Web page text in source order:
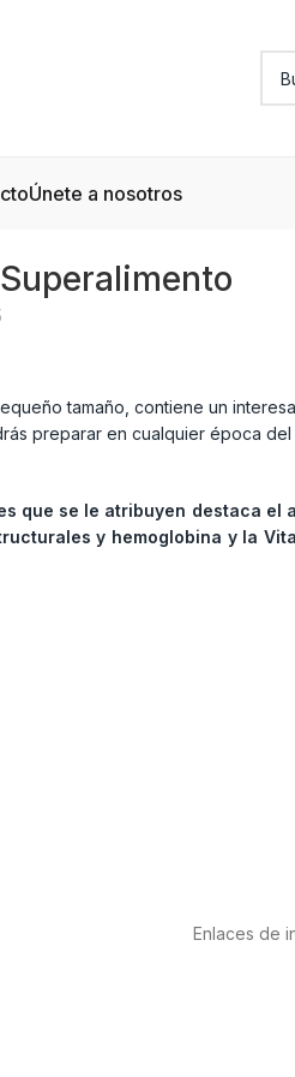
Únete a nosotros
tamaño, contiene un
preparar en cualquier época
se le atribuyen destaca el
y hemoglobina y la
Enlaces de